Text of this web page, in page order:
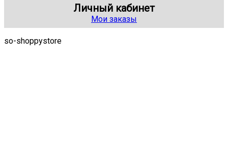
Личный кабинет
Мои заказы
so-shoppystore